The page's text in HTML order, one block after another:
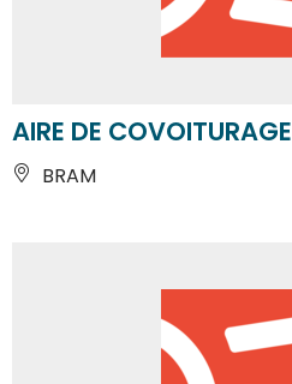
AIRE DE COVOITURAGE
BRAM